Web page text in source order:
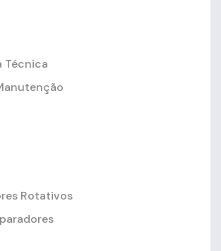
Técnica
Rotativos